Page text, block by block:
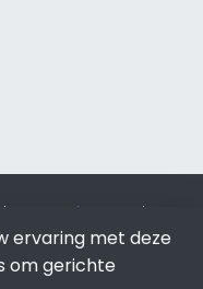
SEO-bureau
Lion
resultaten?SEO
is onderdeel van Lion
ervaring met deze
om gerichte